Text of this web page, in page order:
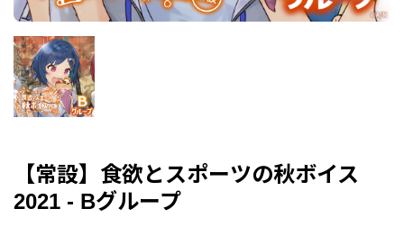
【常設】食欲とスポーツの秋ボイス
2021 - Bグループ